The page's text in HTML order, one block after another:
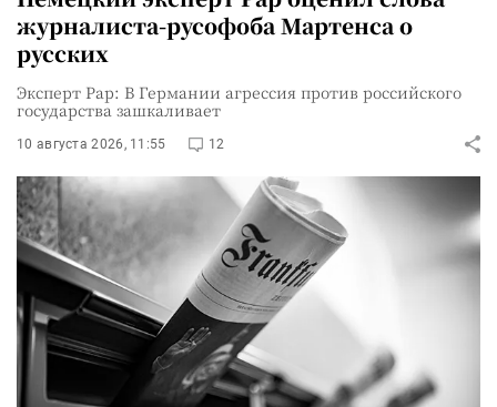
журналиста-русофоба Мартенса о
русских
Эксперт Рар: В Германии агрессия против российского
государства зашкаливает
10 августа 2026, 11:55 12